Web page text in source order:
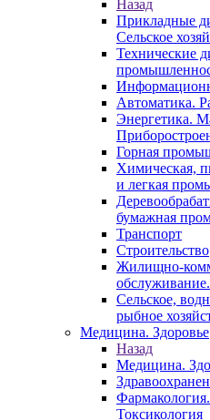
Назад
Прикладные
Сельское
Технические
Автоматика.
Энергетика.
Горная
Химическая,
и легкая
бумажная
Транспорт
Строительство
Жилищно-
Сельское,
рыбное
Медицина. Здоровье
Назад
Медицина.
Токсикология